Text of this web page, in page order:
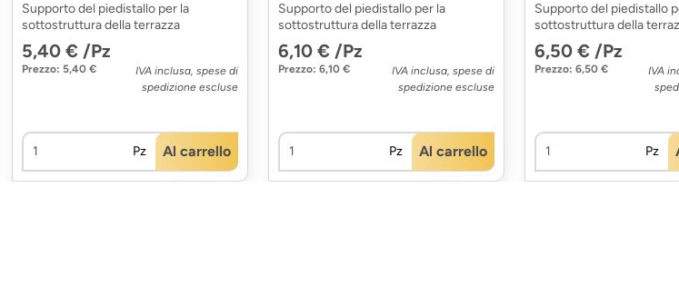
Supporto del piedistallo per la
sottostruttura della terrazza
5,40 € /Pz
Prezzo: 5,40 €
IVA inclusa, spese di
spedizione escluse
Pz Al carrello
Supporto del piedistallo per la
sottostruttura della terrazza
6,10 € /Pz
Prezzo: 6,10 €
IVA inclusa, spese di
spedizione escluse
Pz Al carrello
Supporto del piedistallo
sottostruttura della
6,50 € /Pz
Prezzo: 6,50 €
IVA
Pz